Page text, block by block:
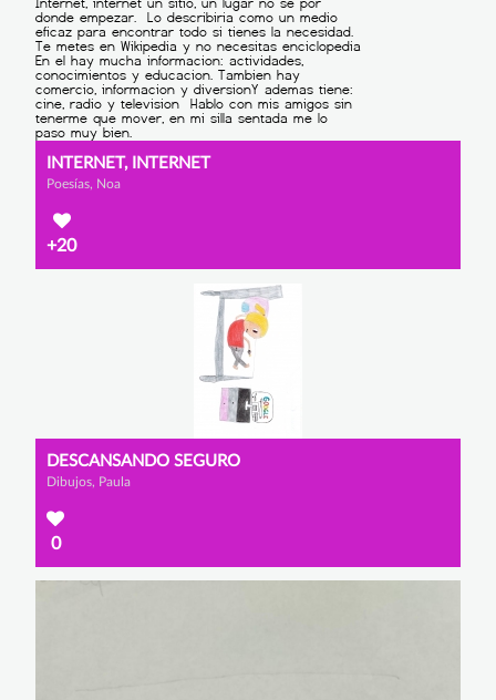
INTERNET, INTERNET
Poesías, Noa
+20
DESCANSANDO SEGURO
Dibujos, Paula
0